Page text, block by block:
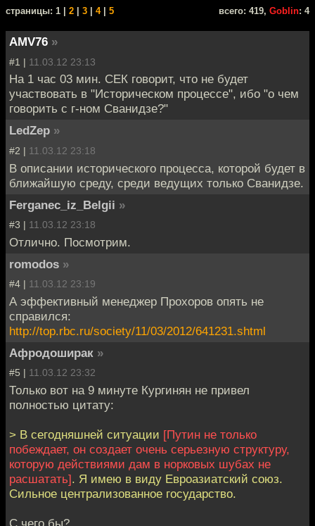
cтраницы: 1 | 2 3 4| 5 всего: 419, Goblin: 4
AMV76 »
#1 | 11.03.12 23:13
На 1 час 03 мин. СЕК говорит, что не будет
участвовать в "Историческом процессе", ибо "о чем
говорить с г-ном Сванидзе?"
LedZep »
#2 | 11.03.12 23:18
В описании исторического процесса, которой будет в
ближайшую среду, среди ведущих только Сванидзе.
Ferganec_iz_Belgii »
#3 | 11.03.12 23:18
Отлично. Посмотрим.
romodos »
#4 | 11.03.12 23:19
А эффективный менеджер Прохоров опять не
справился:
http://top.rbc.ru/society/11/03/2012/641231.shtml
Афродоширак »
#5 | 11.03.12 23:32
Только вот на 9 минуте Кургинян не привел
полностью цитату:
> В сегодняшней ситуации [Путин не только
побеждает, он создает очень серьезную структуру,
которую действиями дам в норковых шубах не
расшатать]. Я имею в виду Евроазиатский союз.
Сильное централизованное государство.
С чего бы?